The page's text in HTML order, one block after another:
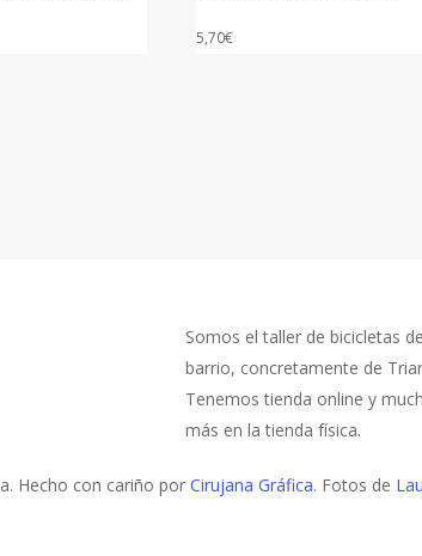
5,70€
Somos el taller de bicicletas
barrio, concretamente de
Tenemos tienda online y
más en la tienda física.
Hecho con cariño por Cirujana Gráfica. Fotos de